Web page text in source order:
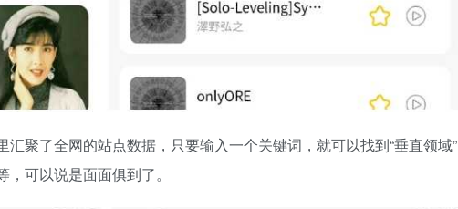
聚了全网的站点数据，只要输入一个关键词，就可以找到“垂直领域”
可以说是面面俱到了。